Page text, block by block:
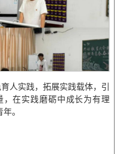
人实践，拓展实践载体，引
在实践磨砺中成长为有理
。